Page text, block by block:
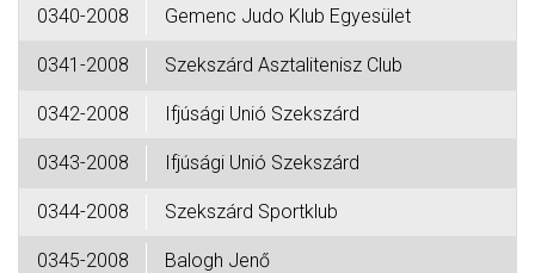
0340-2008 Gemenc Judo Klub Egyesület
0341-2008 Szekszárd Asztalitenisz Club
0342-2008 Ifjúsági Unió Szekszárd
0343-2008 Ifjúsági Unió Szekszárd
0344-2008 Szekszárd Sportklub
0345-2008 Balogh Jenő